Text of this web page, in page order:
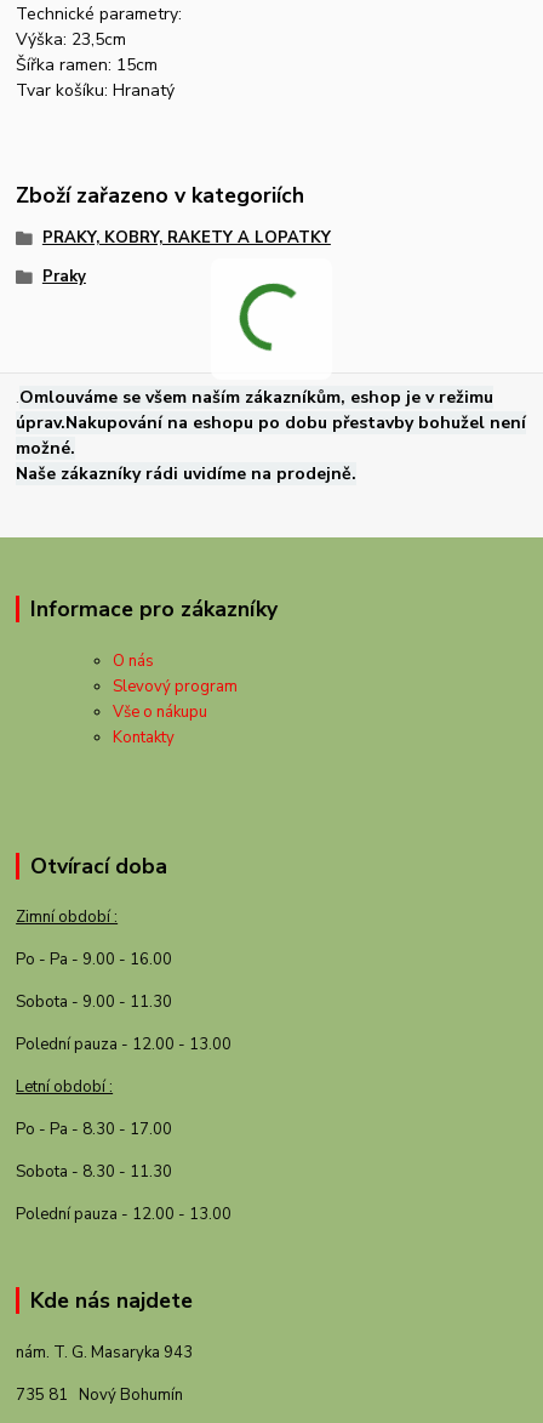
Technické parametry:
Výška: 23,5cm
Šířka ramen: 15cm
Tvar košíku: Hranatý
Zboží zařazeno v kategoriích
PRAKY, KOBRY, RAKETY A LOPATKY
Praky
.Omlouváme se všem naším zákazníkům, eshop je v režimu
úprav.Nakupování na eshopu po dobu přestavby bohužel není
možné.
Naše zákazníky rádi uvidíme na prodejně.
Informace pro zákazníky
O nás
Slevový program
Vše o nákupu
Kontakty
Otvírací doba
Zimní období :
Po - Pa - 9.00 - 16.00
Sobota - 9.00 - 11.30
Polední pauza - 12.00 - 13.00
Letní období :
Po - Pa - 8.30 - 17.00
Sobota - 8.30 - 11.30
Polední pauza - 12.00 - 13.00
Kde nás najdete
nám. T. G. Masaryka 943
735 81 Nový Bohumín